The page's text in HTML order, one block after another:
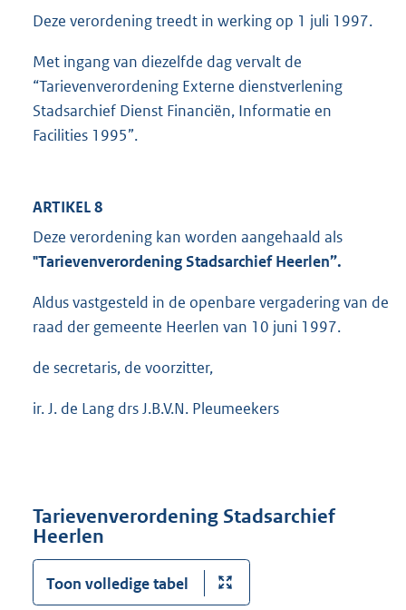
Deze verordening treedt in werking op 1 juli 1997.
Met ingang van diezelfde dag vervalt de
“Tarievenverordening Externe dienstverlening
Stadsarchief Dienst Financiën, Informatie en
Facilities 1995”.
ARTIKEL 8
Deze verordening kan worden aangehaald als
"Tarievenverordening Stadsarchief Heerlen”.
Aldus vastgesteld in de openbare vergadering van de
raad der gemeente Heerlen van 10 juni 1997.
de secretaris, de voorzitter,
ir. J. de Lang drs J.B.V.N. Pleumeekers
Tarievenverordening Stadsarchief
Heerlen
Toon volledige tabel